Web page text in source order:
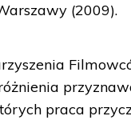
(2009).
praca